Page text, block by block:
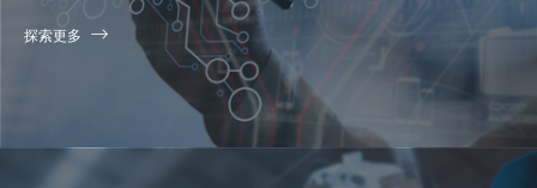
探索更多